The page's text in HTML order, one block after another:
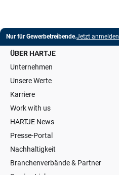
Nur für Gewerbetreibende.Jetzt anmelden
ÜBER HARTJE
Unternehmen
Unsere Werte
Karriere
Work with us
HARTJE News
Presse-Portal
Nachhaltigkeit
Branchenverbände & Partner